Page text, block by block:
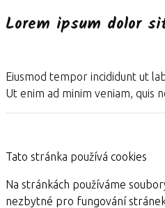
Lorem ipsum dolor
Eiusmod tempor incididunt ut
Ut enim ad minim veniam, quis
Tato stránka používá cookies
Na stránkách používáme
nezbytné pro fungování